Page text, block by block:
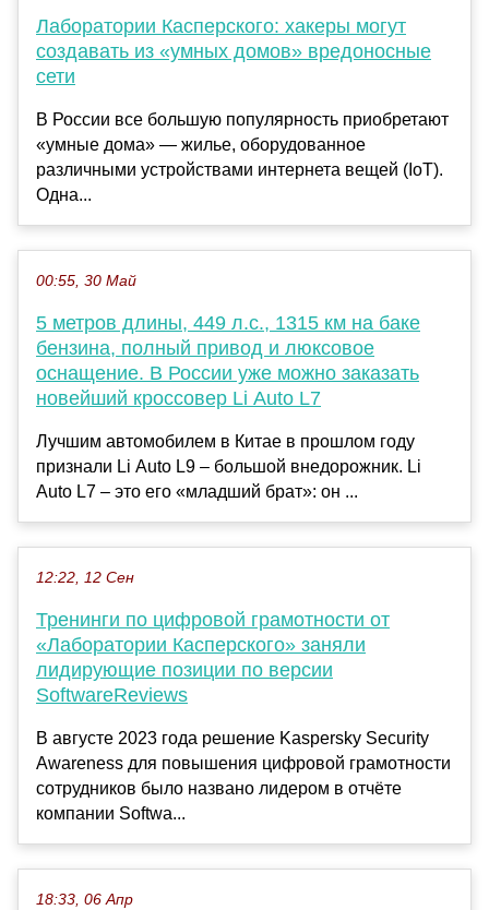
Лаборатории Касперского: хакеры могут
создавать из «умных домов» вредоносные
сети
В России все большую популярность приобретают
«умные дома» — жилье, оборудованное
различными устройствами интернета вещей (IoT).
Одна...
00:55, 30 Май
5 метров длины, 449 л.с., 1315 км на баке
бензина, полный привод и люксовое
оснащение. В России уже можно заказать
новейший кроссовер Li Auto L7
Лучшим автомобилем в Китае в прошлом году
признали Li Auto L9 – большой внедорожник. Li
Auto L7 – это его «младший брат»: он ...
12:22, 12 Сен
Тренинги по цифровой грамотности от
«Лаборатории Касперского» заняли
лидирующие позиции по версии
SoftwareReviews
В августе 2023 года решение Kaspersky Security
Awareness для повышения цифровой грамотности
сотрудников было названо лидером в отчёте
компании Softwa...
18:33, 06 Апр